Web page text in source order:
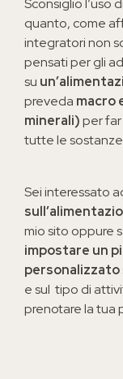
quanto, come
integratori non
pensati per gli
su
preveda macro
minerali)per far
tutte le
Sei interessato
mio sito oppure
impostare un
personalizzato
e sul tipo di
prenotare la tua